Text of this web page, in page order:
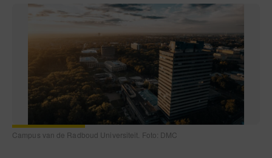
Campus van de Radboud Universiteit. Foto: DMC